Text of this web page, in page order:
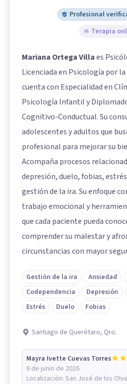
Profesional
Terapia
Mariana Ortega Villaes
Licenciada en Psicología por la
cuenta con Especialidad en
Psicología Infantil y
Cognitivo-Conductual. Su
adolescentes y adultos que
profesional para mejorar su
Acompaña procesos
depresión, duelo, fobias,
gestión de la ira. Su enfoque
trabajo emocional y
que cada paciente pueda
comprender su malestar y
circunstancias con mayor
Gestión de la ira Ansiedad
Codependencia
Depresión
Estrés
Duelo Fobias
Santiago de Querétaro, Qro.
Mayra Ivette Cuevas Torres
6 de junio de 2026
Localización: San José de los